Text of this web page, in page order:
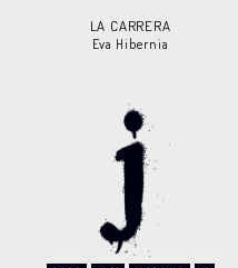
LA CARRERA
Eva Hibernia